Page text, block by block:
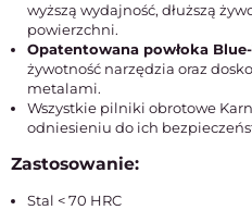
wyższą wydajność, dłuższą
powierzchni.
Opatentowana powłoka
żywotność narzędzia oraz
metalami.
Wszystkie pilniki obrotowe
odniesieniu do ich
Zastosowanie:
Stal < 70 HRC